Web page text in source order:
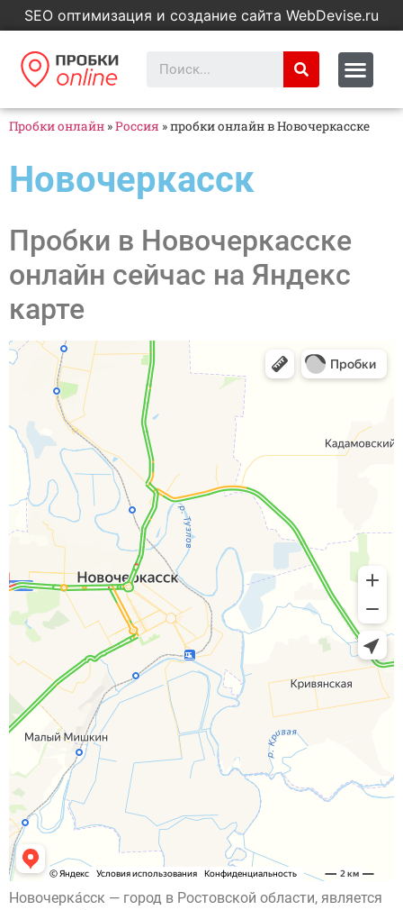
SEO оптимизация и создание сайта WebDevise.ru
Пробки онлайн »Россия »пробки онлайн в Новочеркасске
Новочеркасск
Пробки в Новочеркасске
онлайн сейчас на Яндекс
карте
Новочерка́сск — город в Ростовской области, является